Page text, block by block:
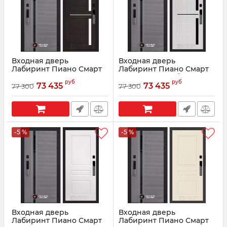
Входная дверь
Лабиринт Пиано Смарт
2.0 - 02 Венге, стекло
белое
Артикул: 210005
77 300 73 435 руб
Входная дверь
Лабиринт Пиано Смарт
2.0 - 02 Сандал белый,
стекло черное
77 300 73 435 руб
-5 %
Входная дверь
Лабиринт Пиано Смарт
-5 %
Входная дверь
Лабиринт Пиано Смарт